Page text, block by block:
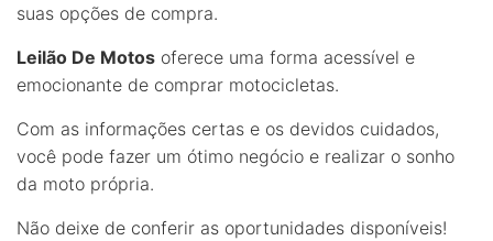
suas opções de compra.
Leilão De Motos oferece uma forma acessível e
emocionante de comprar motocicletas.
Com as informações certas e os devidos cuidados,
você pode fazer um ótimo negócio e realizar o sonho
da moto própria.
Não deixe de conferir as oportunidades disponíveis!